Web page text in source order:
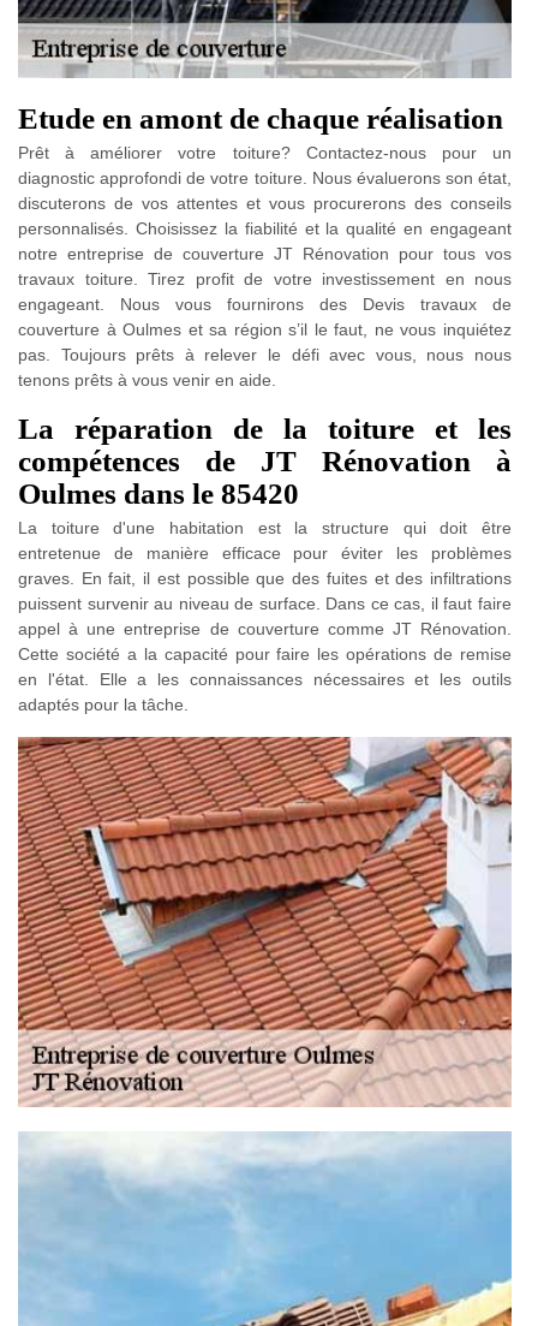
Etude en amont de chaque réalisation
Prêt à améliorer votre toiture? Contactez-nous pour un
diagnostic approfondi de votre toiture. Nous évaluerons son état,
discuterons de vos attentes et vous procurerons des conseils
personnalisés. Choisissez la fiabilité et la qualité en engageant
notre entreprise de couverture JT Rénovation pour tous vos
travaux toiture. Tirez profit de votre investissement en nous
engageant. Nous vous fournirons des Devis travaux de
couverture à Oulmes et sa région s’il le faut, ne vous inquiétez
pas. Toujours prêts à relever le défi avec vous, nous nous
tenons prêts à vous venir en aide.
La réparation de la toiture et les
compétences de JT Rénovation à
Oulmes dans le 85420
La toiture d'une habitation est la structure qui doit être
entretenue de manière efficace pour éviter les problèmes
graves. En fait, il est possible que des fuites et des infiltrations
puissent survenir au niveau de surface. Dans ce cas, il faut faire
appel à une entreprise de couverture comme JT Rénovation.
Cette société a la capacité pour faire les opérations de remise
en l'état. Elle a les connaissances nécessaires et les outils
adaptés pour la tâche.